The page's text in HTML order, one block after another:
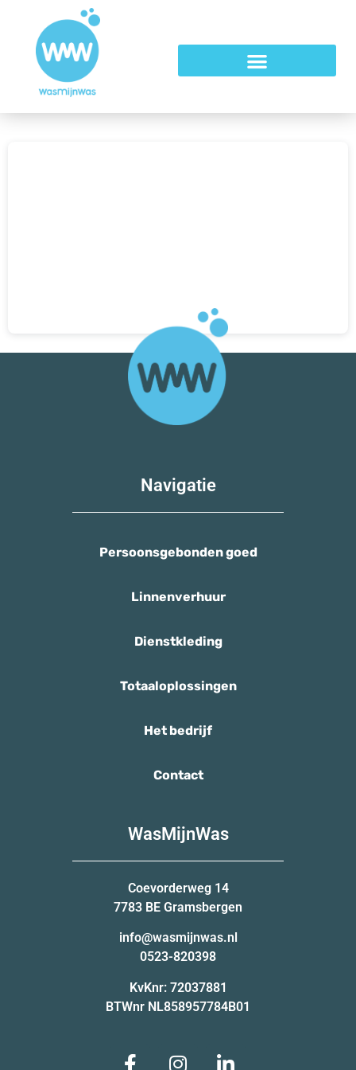
Navigatie
Persoonsgebonden goed
Linnenverhuur
Dienstkleding
Totaaloplossingen
Het bedrijf
Contact
WasMijnWas
Coevorderweg 14
7783 BE Gramsbergen
info@wasmijnwas.nl
0523-820398
KvKnr: 72037881
BTWnr NL858957784B01